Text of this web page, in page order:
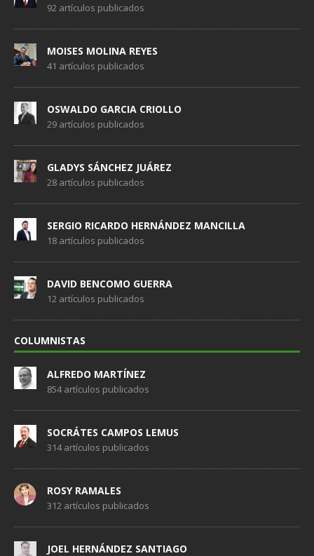
92 artículos publicados
MOISES MOLINA REYES
41 artículos publicados
OSWALDO GARCIA CRIOLLO
29 artículos publicados
GLADYS SÁNCHEZ JUÁREZ
28 artículos publicados
SERGIO RICARDO HERNÁNDEZ MANCILLA
18 artículos publicados
DAVID BENCOMO GUERRA
12 artículos publicados
COLUMNISTAS
ALFREDO MARTÍNEZ
854 artículos publicados
SOCRÁTES CAMPOS LEMUS
314 artículos publicados
ROSY RAMALES
312 artículos publicados
JOEL HERNÁNDEZ SANTIAGO